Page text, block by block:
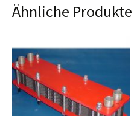
Ähnliche Produkte